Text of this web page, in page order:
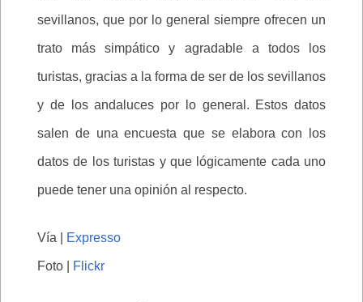
sevillanos, que por lo general siempre ofrecen un
trato más simpático y agradable a todos los
turistas, gracias a la forma de ser de los sevillanos
y de los andaluces por lo general. Estos datos
salen de una encuesta que se elabora con los
datos de los turistas y que lógicamente cada uno
puede tener una opinión al respecto.
Vía | Expresso
Foto | Flickr